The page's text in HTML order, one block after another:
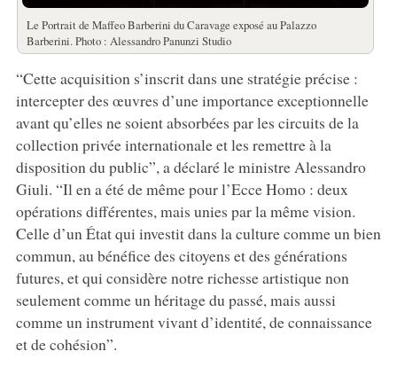
Le Portrait de Maffeo Barberini du Caravage exposé au Palazzo
Barberini. Photo : Alessandro Panunzi Studio
“Cette acquisition s’inscrit dans une stratégie précise :
intercepter des œuvres d’une importance exceptionnelle
avant qu’elles ne soient absorbées par les circuits de la
collection privée internationale et les remettre à la
disposition du public”, a déclaré le ministre Alessandro
Giuli. “Il en a été de même pour l’Ecce Homo : deux
opérations différentes, mais unies par la même vision.
Celle d’un État qui investit dans la culture comme un bien
commun, au bénéfice des citoyens et des générations
futures, et qui considère notre richesse artistique non
seulement comme un héritage du passé, mais aussi
comme un instrument vivant d’identité, de connaissance
et de cohésion”.